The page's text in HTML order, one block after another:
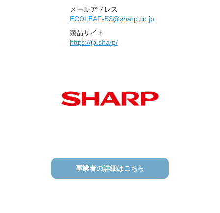
メールアドレス
ECOLEAF-BS@sharp.co.jp
製品サイト
https://jp.sharp/
事業者の詳細はこちら